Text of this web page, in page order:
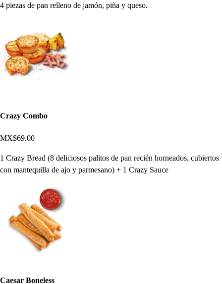
4 piezas de pan relleno de jamón, piña y queso.
Crazy Combo
MX$69.00
1 Crazy Bread (8 deliciosos palitos de pan recién horneados, cubiertos
con mantequilla de ajo y parmesano) + 1 Crazy Sauce
Caesar Boneless